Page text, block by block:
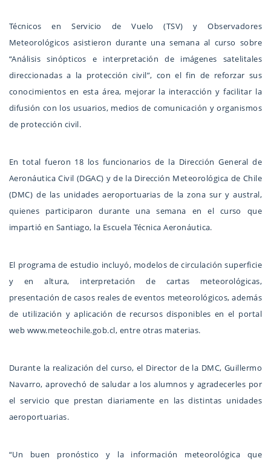
Técnicos en Servicio de Vuelo (TSV) y Observadores
Meteorológicos asistieron durante una semana al curso sobre
“Análisis sinópticos e interpretación de imágenes satelitales
direccionadas a la protección civil”, con el fin de reforzar sus
conocimientos en esta área, mejorar la interacción y facilitar la
difusión con los usuarios, medios de comunicación y organismos
de protección civil.
En total fueron 18 los funcionarios de la Dirección General de
Aeronáutica Civil (DGAC) y de la Dirección Meteorológica de Chile
(DMC) de las unidades aeroportuarias de la zona sur y austral,
quienes participaron durante una semana en el curso que
impartió en Santiago, la Escuela Técnica Aeronáutica.
El programa de estudio incluyó, modelos de circulación superficie
y en altura, interpretación de cartas meteorológicas,
presentación de casos reales de eventos meteorológicos, además
de utilización y aplicación de recursos disponibles en el portal
web www.meteochile.gob.cl, entre otras materias.
Durante la realización del curso, el Director de la DMC, Guillermo
Navarro, aprovechó de saludar a los alumnos y agradecerles por
el servicio que prestan diariamente en las distintas unidades
aeroportuarias.
“Un buen pronóstico y la información meteorológica que